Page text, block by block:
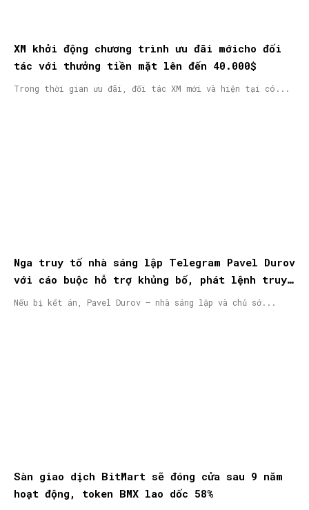
XM khởi động chương trình ưu đãi mớicho đối
tác với thưởng tiền mặt lên đến 40.000$
Trong thời gian ưu đãi, đối tác XM mới và hiện tại có...
Nga truy tố nhà sáng lập Telegram Pavel Durov
với cáo buộc hỗ trợ khủng bố, phát lệnh truy
nã quốc tế
Nếu bị kết án, Pavel Durov – nhà sáng lập và chủ sở...
Sàn giao dịch BitMart sẽ đóng cửa sau 9 năm
hoạt động, token BMX lao dốc 58%